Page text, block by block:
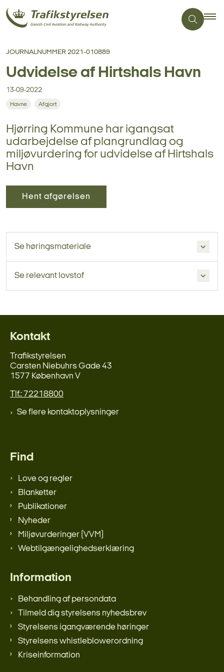
JOURNALNUMMER 2021-010889
Udvidelse af Hirtshals Havn
13-09-2022
Havne Afgjort
Hjørring Kommune har igangsat
udarbejdelse af plangrundlag og
miljøvurdering for udvidelse af Hirtshals
Havn
Hent afgørelsen
Se høringsmateriale
Se relevant lovstof
Kontakt
Trafikstyrelsen
Carsten Niebuhrs Gade 43
1577 København V
Tlf.: 72218800
Se flere kontaktoplysninger
Find
Love og regler
Blanketter
Publikationer
Nyheder
Miljøvurderinger (VVM)
Webtilgængelighedserklæring
Information
Behandling af persondata
Tilmeld dig styrelsens nyhedsbrev
Styrelsens igangværende høringer
Styrelsens whistleblowerordning
Kriseinformation